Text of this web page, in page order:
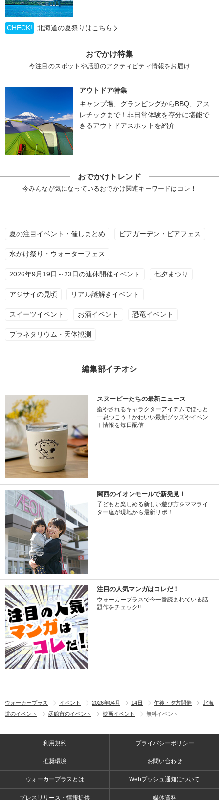
CHECK! 北海道の夏祭りはこちら
おでかけ特集
今注目のスポットや話題のアクティビティ情報をお届け
アウトドア特集
キャンプ場、グランピングからBBQ、アス
レチックまで！非日常体験を存分に堪能で
きるアウトドアスポットを紹介
おでかけトレンド
今みんなが気になっているおでかけ関連キーワードはコレ！
夏の注目イベント・催しまとめ ビアガーデン・ビアフェス
水かけ祭り・ウォーターフェス
2026年9月19日～23日の連休開催イベント 七夕まつり
アジサイの見頃 リアル謎解きイベント
スイーツイベント お酒イベント 恐竜イベント
プラネタリウム・天体観測
編集部イチオシ
スヌーピーたちの最新ニュース
癒やされるキャラクターアイテムでほっと
一息つこう！かわいい最新グッズやイベン
ト情報を毎日配信
関西のイオンモールで新発見！
子どもと楽しめる新しい遊び方をママライ
ター達が現地から最新リポ！
注目の人気マンガはコレだ！
ウォーカープラスで今一番読まれている話
題作をチェック!!
ウォーカープラス イベント 2026年04月 14日 午後・夕方開催
北海
道のイベント
函館市のイベント 映画イベント 無料イベント
利用規約 プライバシーポリシー
推奨環境 お問い合わせ
ウォーカープラスとは Webプッシュ通知について
プレスリリース・情報提供 媒体資料